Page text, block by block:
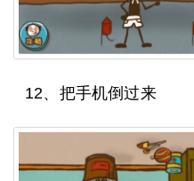
12、把手机倒过来